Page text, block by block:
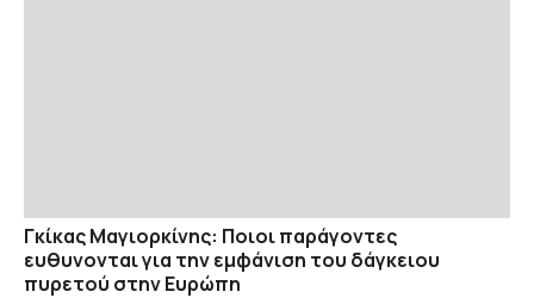
Γκίκας Μαγιορκίνης: Ποιοι παράγοντες
ευθυνονται για την εμφάνιση του δάγκειου
πυρετού στην Ευρώπη